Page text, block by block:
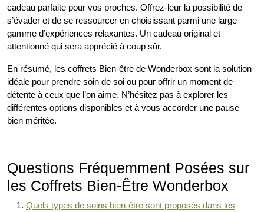
cadeau parfaite pour vos proches. Offrez-leur la possibilité de
s’évader et de se ressourcer en choisissant parmi une large
gamme d’expériences relaxantes. Un cadeau original et
attentionné qui sera apprécié à coup sûr.
En résumé, les coffrets Bien-être de Wonderbox sont la solution
idéale pour prendre soin de soi ou pour offrir un moment de
détente à ceux que l’on aime. N’hésitez pas à explorer les
différentes options disponibles et à vous accorder une pause
bien méritée.
Questions Fréquemment Posées sur
les Coffrets Bien-Être Wonderbox
Quels types de soins bien-être sont proposés dans les